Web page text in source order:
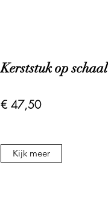
Kerststuk op
€ 47,50
Kijk meer